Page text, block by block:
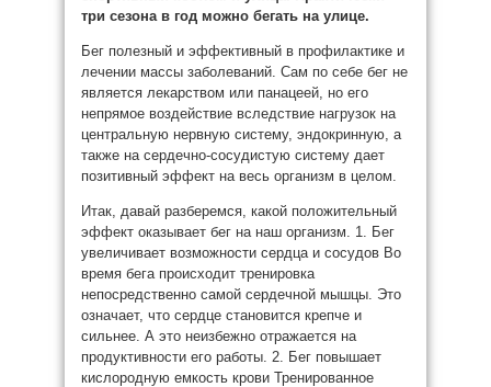
три сезона в год можно бегать на улице.
Бег полезный и эффективный в профилактике и
лечении массы заболеваний. Сам по себе бег не
является лекарством или панацеей, но его
непрямое воздействие вследствие нагрузок на
центральную нервную систему, эндокринную, а
также на сердечно-сосудистую систему дает
позитивный эффект на весь организм в целом.
Итак, давай разберемся, какой положительный
эффект оказывает бег на наш организм. 1. Бег
увеличивает возможности сердца и сосудов Во
время бега происходит тренировка
непосредственно самой сердечной мышцы. Это
означает, что сердце становится крепче и
сильнее. А это неизбежно отражается на
продуктивности его работы. 2. Бег повышает
кислородную емкость крови Тренированное